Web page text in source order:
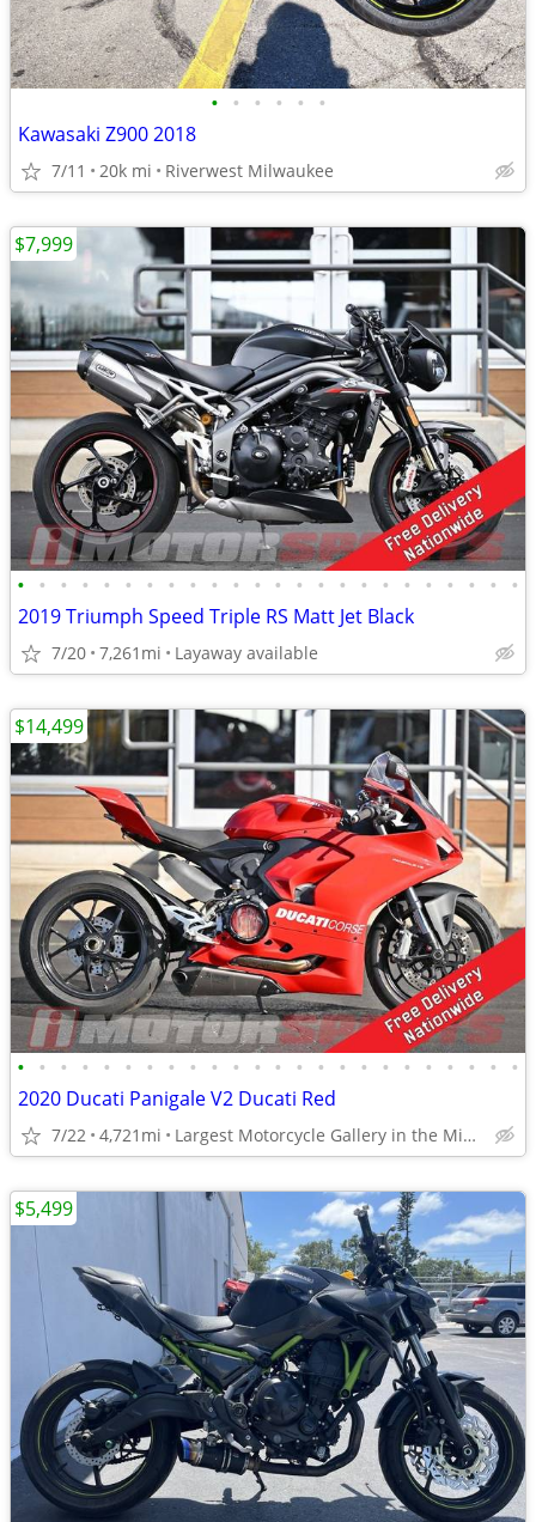
• • • • • •
Kawasaki Z900 2018
7/11 20k mi Riverwest Milwaukee
• • • • • • • • • • • • • • • • • • • • • • • •
2019 Triumph Speed Triple RS Matt Jet Black
7/20 7,261mi Layaway available
$7,999
• • • • • • • • • • • • • • • • • • • • • • • •
2020 Ducati Panigale V2 Ducati Red
7/22 4,721mi Largest Motorcycle Gallery in the Midwest
$14,499
$5,499